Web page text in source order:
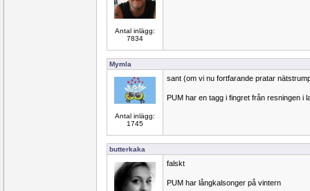
Antal inlägg:
7834
Mymla
Antal inlägg:
1745
sant (om vi nu fortfarande pratar
PUM har en tagg i fingret från resningen i
butterkaka
falskt
PUM har långkalsonger på vintern